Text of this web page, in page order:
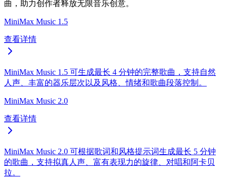
曲，助力创作者释放无限音乐创意。
MiniMax Music 1.5
查看详情
MiniMax Music 1.5 可生成最长 4 分钟的完整歌曲，支持自然
人声、丰富的器乐层次以及风格、情绪和歌曲段落控制。
MiniMax Music 2.0
查看详情
MiniMax Music 2.0 可根据歌词和风格提示词生成最长 5 分钟
的歌曲，支持拟真人声、富有表现力的旋律、对唱和阿卡贝
拉。